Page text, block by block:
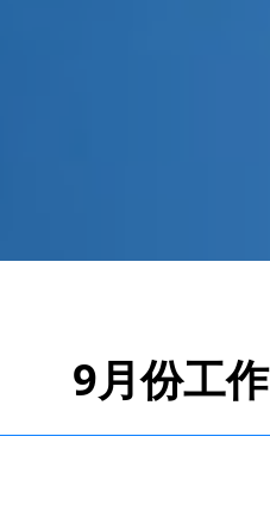
9月份工作